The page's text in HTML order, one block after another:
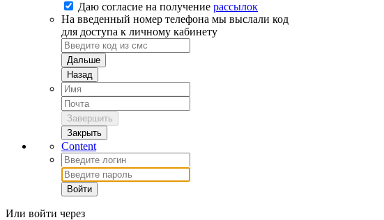
Даю согласие на получение рассылок
На введенный номер телефона мы выслали код
для доступа к личному кабинету
Дальше
Назад
Завершить
Закрыть
Content
Войти
Или войти через